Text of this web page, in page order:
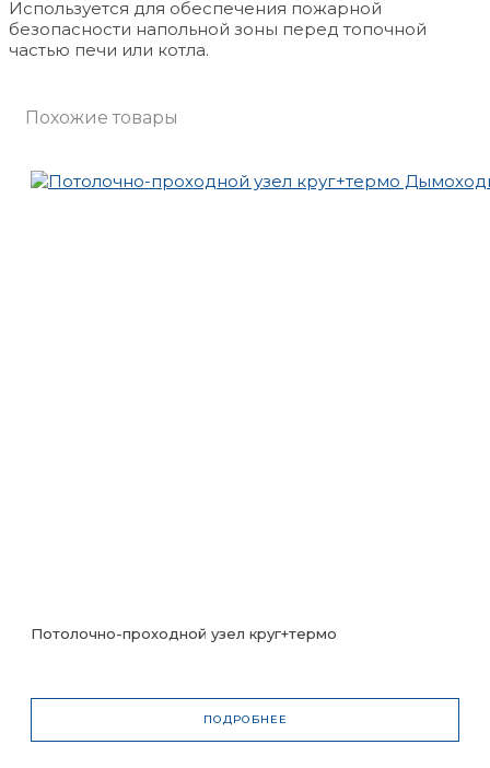
Используется для обеспечения пожарной
безопасности напольной зоны перед топочной
частью печи или котла.
Похожие товары
Потолочно-проходной узел круг+термо
ПОДРОБНЕЕ